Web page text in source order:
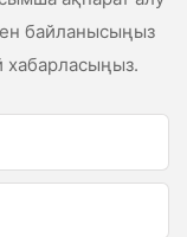
байланысыңыз
хабарласыңыз.